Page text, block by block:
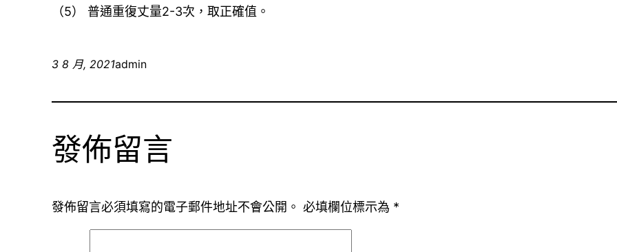
（5） 普通重復丈量2-3次，取正確值。
3 8 月, 2021admin
發佈留言
發佈留言必須填寫的電子郵件地址不會公開。 必填欄位標示為 *